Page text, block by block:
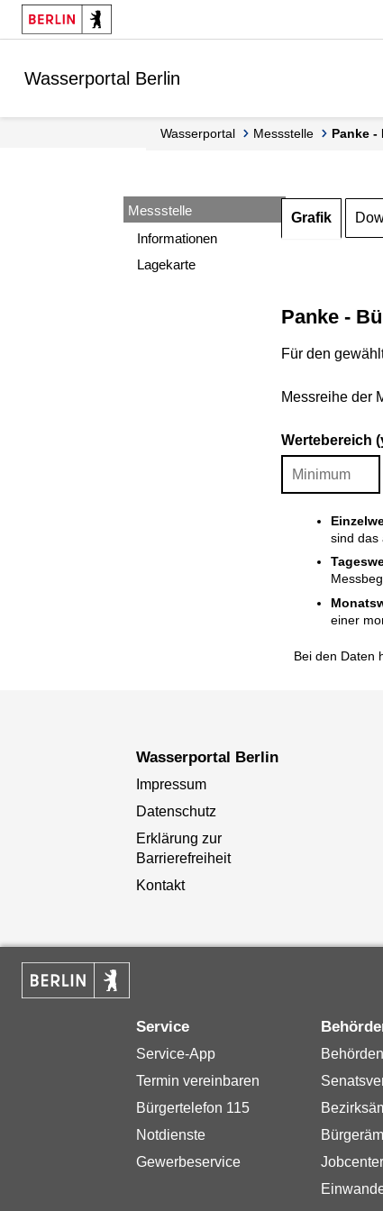
Springe zur Navigation
Springe zum Inhalt
Wasserportal Berlin
Wasserportal Messstelle Panke
Messstelle
Informationen
Lagekarte
Grafik
Panke -
Für den
Messreihe der
Wertebereich
sind das
einer
Bei den Daten
Wasserportal Berlin
Impressum
Datenschutz
Erklärung zur
Barrierefreiheit
Kontakt
Service
Service-App
Termin vereinbaren
Bürgertelefon 115
Notdienste
Gewerbeservice
Jobcenter